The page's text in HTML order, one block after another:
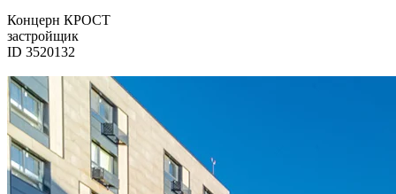
Концерн КРОСТ
застройщик
ID 3520132